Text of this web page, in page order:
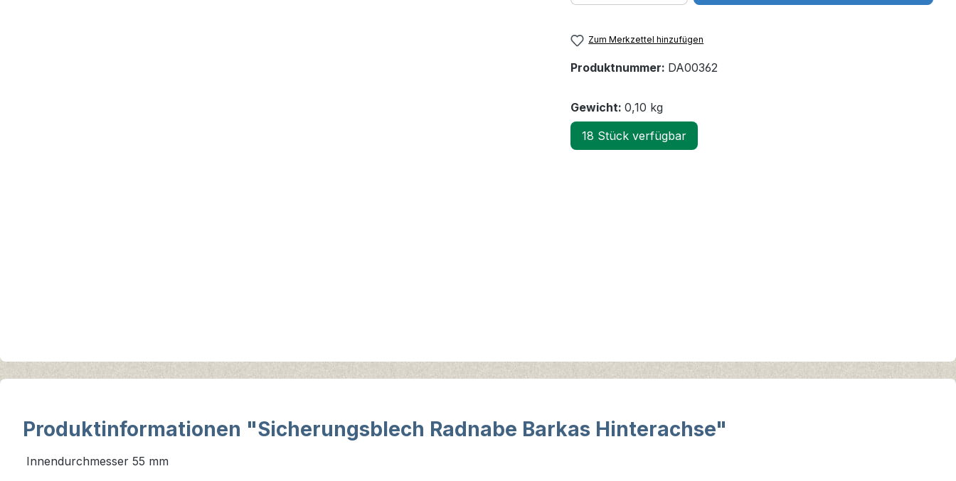
Zum Merkzettel hinzufügen
Produktnummer: DA00362
Gewicht: 0,10 kg
18 Stück verfügbar
Produktinformationen "Sicherungsblech Radnabe Barkas Hinterachse"
Innendurchmesser 55 mm